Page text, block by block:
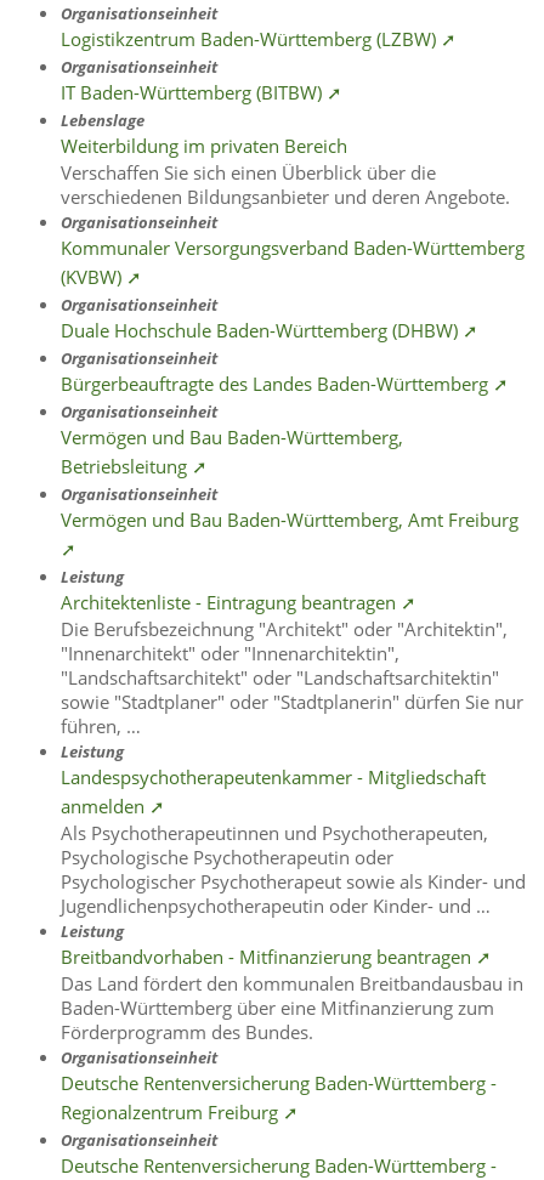
Organisationseinheit
Logistikzentrum Baden-Württemberg (LZBW) ➚
Organisationseinheit
IT Baden-Württemberg (BITBW) ➚
Lebenslage
Weiterbildung im privaten Bereich
Verschaffen Sie sich einen Überblick über die
verschiedenen Bildungsanbieter und deren Angebote.
Organisationseinheit
Kommunaler Versorgungsverband Baden-Württemberg
(KVBW) ➚
Organisationseinheit
Duale Hochschule Baden-Württemberg (DHBW) ➚
Organisationseinheit
Bürgerbeauftragte des Landes Baden-Württemberg ➚
Organisationseinheit
Vermögen und Bau Baden-Württemberg,
Betriebsleitung ➚
Organisationseinheit
Vermögen und Bau Baden-Württemberg, Amt Freiburg
➚
Leistung
Architektenliste - Eintragung beantragen ➚
Die Berufsbezeichnung "Architekt" oder "Architektin",
"Innenarchitekt" oder "Innenarchitektin",
"Landschaftsarchitekt" oder "Landschaftsarchitektin"
sowie "Stadtplaner" oder "Stadtplanerin" dürfen Sie nur
führen, …
Leistung
Landespsychotherapeutenkammer - Mitgliedschaft
anmelden ➚
Als Psychotherapeutinnen und Psychotherapeuten,
Psychologische Psychotherapeutin oder
Psychologischer Psychotherapeut sowie als Kinder- und
Jugendlichenpsychotherapeutin oder Kinder- und …
Leistung
Breitbandvorhaben - Mitfinanzierung beantragen ➚
Das Land fördert den kommunalen Breitbandausbau in
Baden-Württemberg über eine Mitfinanzierung zum
Förderprogramm des Bundes.
Organisationseinheit
Deutsche Rentenversicherung Baden-Württemberg -
Regionalzentrum Freiburg ➚
Organisationseinheit
Deutsche Rentenversicherung Baden-Württemberg -